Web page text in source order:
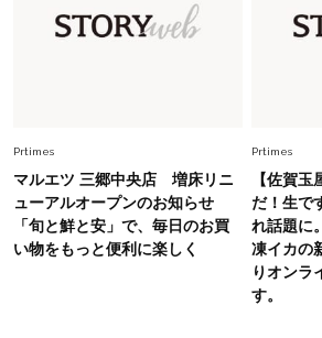
上野千鶴子先生が問い直
【ジェンダー連載23】
Lifestyle 2026.5.22
梅宮アンナさん 電撃婚
を育み中「理想の暮らし
Prtimes
マルエツ 三郷中央店 増床リニ
ューアルオープンのお知らせ
「旬と鮮と安」で、毎日のお買
い物をもっと便利に楽しく
Prtimes
【佐賀
だ！生で
れ話題に
凍イカの
りオンラ
す。